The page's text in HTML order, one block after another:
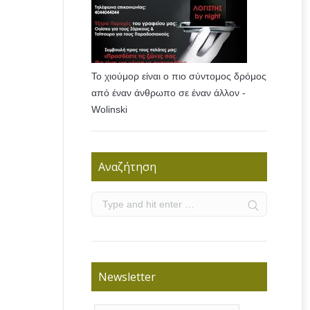
Το χιούμορ είναι ο πιο σύντομος δρόμος
από έναν άνθρωπο σε έναν άλλον -
Wolinski
Αναζήτηση
Newsletter